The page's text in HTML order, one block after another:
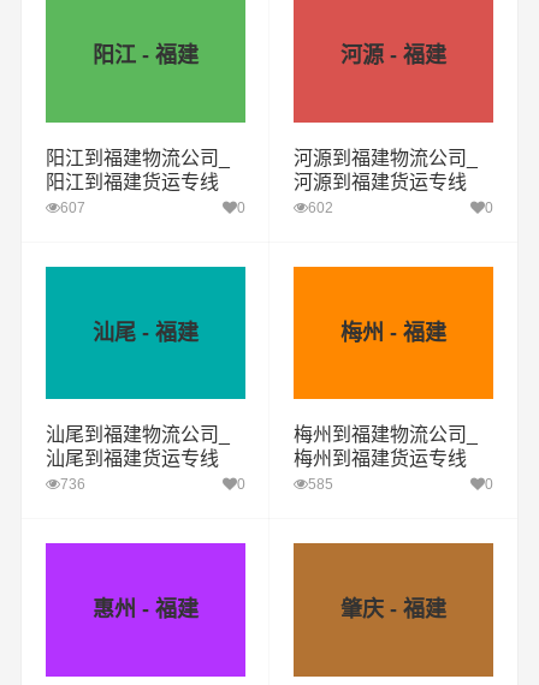
阳江 - 福建
阳江到福建物流公司_
阳江到福建货运专线
607 0
河源 - 福建
河源到福建物流公司_
河源到福建货运专线
602 0
汕尾 - 福建
汕尾到福建物流公司_
汕尾到福建货运专线
736 0
梅州 - 福建
梅州到福建物流公司_
梅州到福建货运专线
585 0
惠州 - 福建 肇庆 - 福建